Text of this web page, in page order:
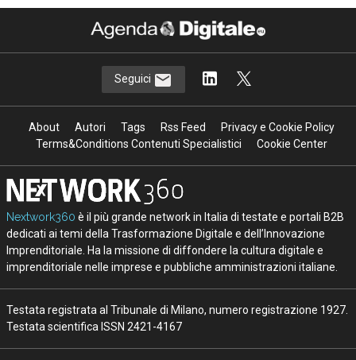
Seguici
About Autori Tags Rss Feed
Privacy e Cookie Policy
Terms&Conditions Contenuti Specialistici
Cookie Center
Nextwork360 è il più grande network in Italia di testate e portali B2B
dedicati ai temi della Trasformazione Digitale e dell’Innovazione
Imprenditoriale. Ha la missione di diffondere la cultura digitale e
imprenditoriale nelle imprese e pubbliche amministrazioni italiane.
Testata registrata al Tribunale di Milano, numero registrazione 1927.
Testata scientifica ISSN 2421-4167